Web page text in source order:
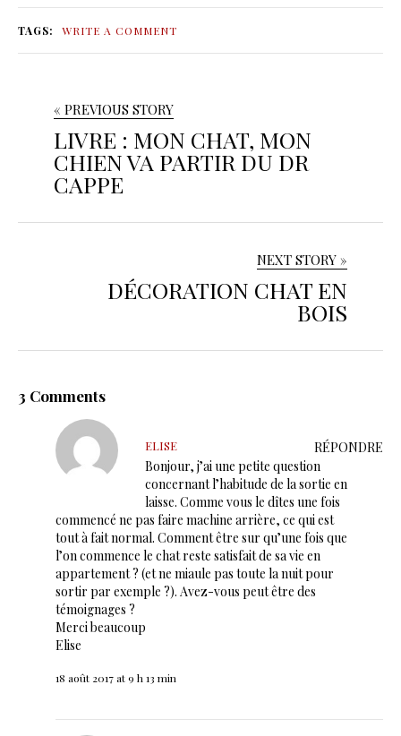
TAGS: WRITE A COMMENT
« PREVIOUS STORY
LIVRE : MON CHAT, MON
CHIEN VA PARTIR DU DR
CAPPE
NEXT STORY »
DÉCORATION CHAT EN
BOIS
3 Comments
ELISE
RÉPONDRE
Bonjour, j’ai une petite question
concernant l’habitude de la sortie en
laisse. Comme vous le dîtes une fois
commencé ne pas faire machine arrière, ce qui est
tout à fait normal. Comment être sur qu’une fois que
l’on commence le chat reste satisfait de sa vie en
appartement ? (et ne miaule pas toute la nuit pour
sortir par exemple ?). Avez-vous peut être des
témoignages ?
Merci beaucoup
Elise
18 août 2017 at 9 h 13 min